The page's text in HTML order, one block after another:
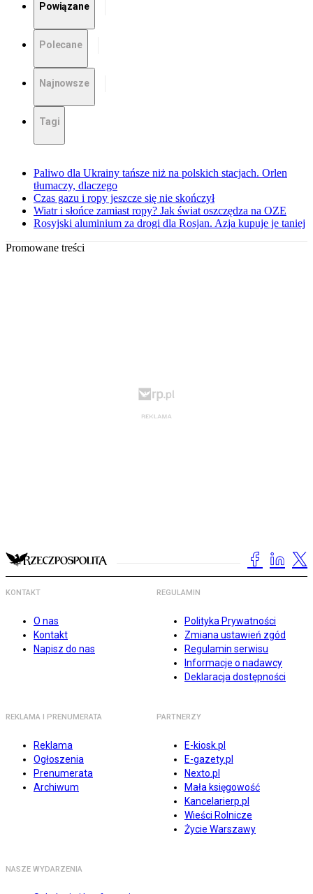
Powiązane
Polecane
Najnowsze
Tagi
Paliwo dla Ukrainy tańsze niż na polskich stacjach. Orlen
tłumaczy, dlaczego
Czas gazu i ropy jeszcze się nie skończył
Wiatr i słońce zamiast ropy? Jak świat oszczędza na OZE
Rosyjski aluminium za drogi dla Rosjan. Azja kupuje je taniej
Promowane treści
KONTAKT
O nas
Kontakt
Napisz do nas
REGULAMIN
Polityka Prywatności
Zmiana ustawień zgód
Regulamin serwisu
Informacje o nadawcy
Deklaracja dostępności
REKLAMA I PRENUMERATA
Reklama
Ogłoszenia
Prenumerata
Archiwum
PARTNERZY
E-kiosk.pl
E-gazety.pl
Nexto.pl
Mała księgowość
Kancelarierp.pl
Wieści Rolnicze
Życie Warszawy
NASZE WYDARZENIA